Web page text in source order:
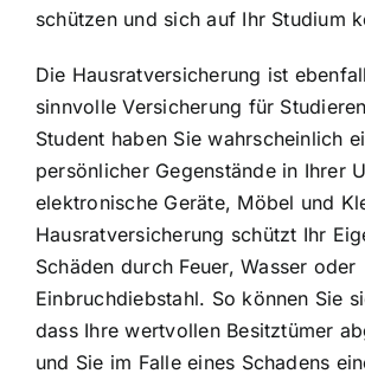
schützen und sich auf Ihr Studium
Die Hausratversicherung ist
sinnvolle Versicherung für
Student haben Sie wahrscheinlich
persönlicher Gegenstände in Ihrer
elektronische Geräte, Möbel und
Hausratversicherung schützt Ihr
Schäden durch Feuer, Wasser oder
Einbruchdiebstahl. So können Sie
dass Ihre wertvollen Besitztümer
und Sie im Falle eines Schadens